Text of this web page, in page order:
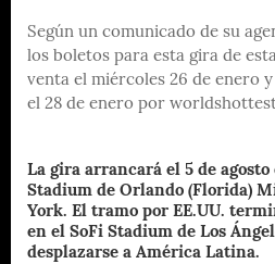
Según un comunicado de su
los boletos para esta gira de
venta el miércoles 26 de enero
el 28 de enero por
La gira arrancará el 5 de
Stadium de Orlando (Florida)
York. El tramo por EE.UU.
en el SoFi Stadium de Los
desplazarse a América Latina.